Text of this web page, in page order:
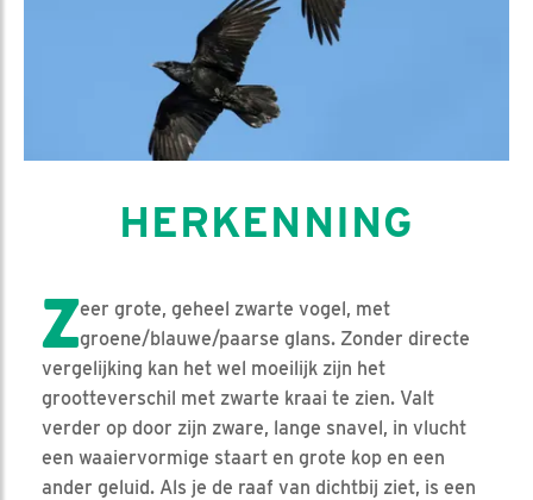
HERKENNING
Zeer grote, geheel zwarte vogel, met
groene/blauwe/paarse glans. Zonder directe
vergelijking kan het wel moeilijk zijn het
grootteverschil met zwarte kraai te zien. Valt
verder op door zijn zware, lange snavel, in vlucht
een waaiervormige staart en grote kop en een
ander geluid. Als je de raaf van dichtbij ziet, is een